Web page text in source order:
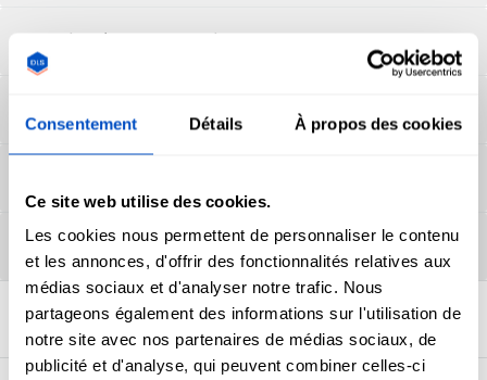
Consentement Détails À propos des cookies
Ce site web utilise des cookies.
Les cookies nous permettent de personnaliser le contenu
et les annonces, d'offrir des fonctionnalités relatives aux
médias sociaux et d'analyser notre trafic. Nous
partageons également des informations sur l'utilisation de
notre site avec nos partenaires de médias sociaux, de
publicité et d'analyse, qui peuvent combiner celles-ci
Aide à la conception
Durabilité